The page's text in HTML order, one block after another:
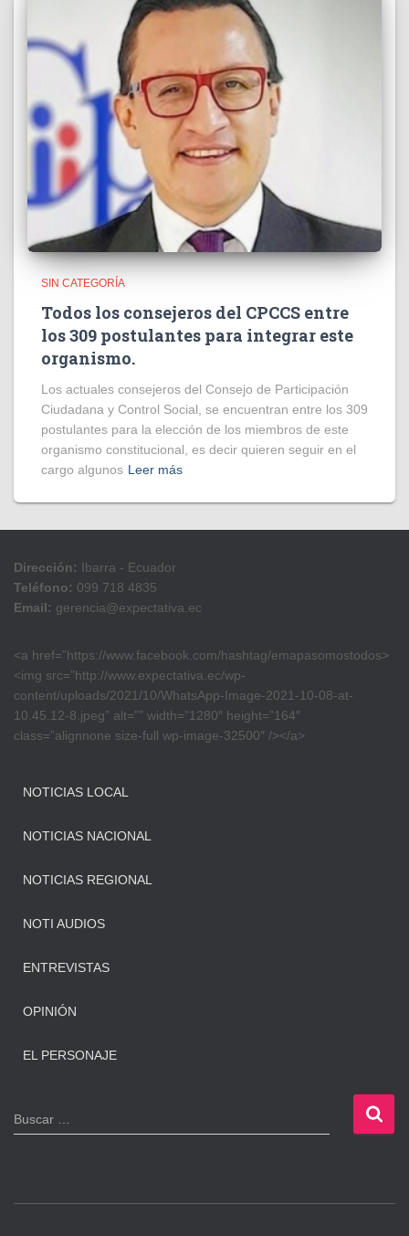
SIN CATEGORÍA
Todos los consejeros del CPCCS entre
los 309 postulantes para integrar este
organismo.
Los actuales consejeros del Consejo de Participación
Ciudadana y Control Social, se encuentran entre los 309
postulantes para la elección de los miembros de este
organismo constitucional, es decir quieren seguir en el
cargo algunos Leer más
Dirección: Ibarra - Ecuador
Teléfono: 099 718 4835
Email: gerencia@expectativa.ec
<a href=”https://www.facebook.com/hashtag/emapasomostodos>
<img src=”http://www.expectativa.ec/wp-
content/uploads/2021/10/WhatsApp-Image-2021-10-08-at-
10.45.12-8.jpeg” alt=”” width=”1280″ height=”164″
class=”alignnone size-full wp-image-32500″ /></a>
NOTICIAS LOCAL
NOTICIAS NACIONAL
NOTICIAS REGIONAL
NOTI AUDIOS
ENTREVISTAS
OPINIÓN
EL PERSONAJE
B
u
Buscar …